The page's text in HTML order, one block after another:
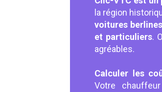
la région
voitures
et particuliers.
agréables.
Calculer les
Votre